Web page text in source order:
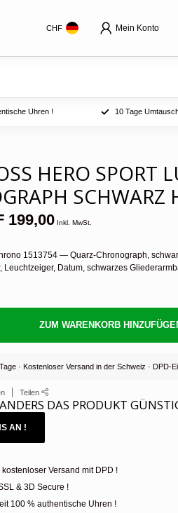
CHF Mein Konto
Uhren ! 10 Tage
HERO SPORT
SCHWARZ
199,00 Inkl. MwSt.
1513754 — Quarz-Chronograph,
Leuchtzeiger, Datum, schwarzes
ZUM WARENKORB
· Kostenloser Versand in der Schweiz · DPD-
Teilen
DAS PRODUKT
AN !
Versand mit DPD !
& 3D Secure !
100 % authentische Uhren !